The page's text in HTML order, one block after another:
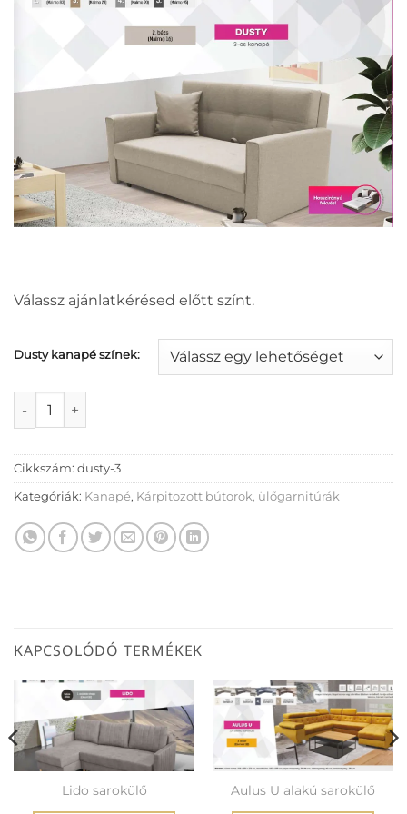
Válassz ajánlatkérésed előtt színt.
Dusty kanapé színek:
Dusty 3-as kanapé mennyiség
Cikkszám: dusty-3
Kategóriák: Kanapé, Kárpitozott bútorok, ülőgarnitúrák
KAPCSOLÓDÓ TERMÉKEK
Lido sarokülő Aulus U alakú sarokülő